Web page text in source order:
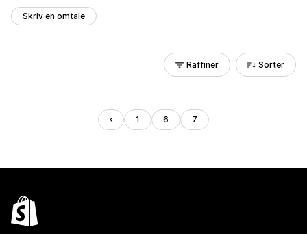
Skriv en omtale
Raffiner Sorter
1 6 7